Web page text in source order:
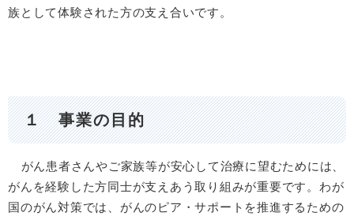
族として体験された方の支え合いです。
１ 事業の目的
がん患者さんやご家族等が安心して治療に望むためには、
がんを経験した方同士が支えあう取り組みが重要です。わが
国のがん対策では、がんのピア・サポートを推進するための